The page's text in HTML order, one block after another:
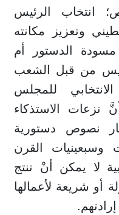
انتخاب الرئيس
وتعزيز مكانته
الدستور أم
من قبل الشعب
للمجلس
نزعات الاستذكاء
نصوص دستورية
وسبعينيات القرن
لا يمكن أنْ تنتج
أو شريعة لأعمالها